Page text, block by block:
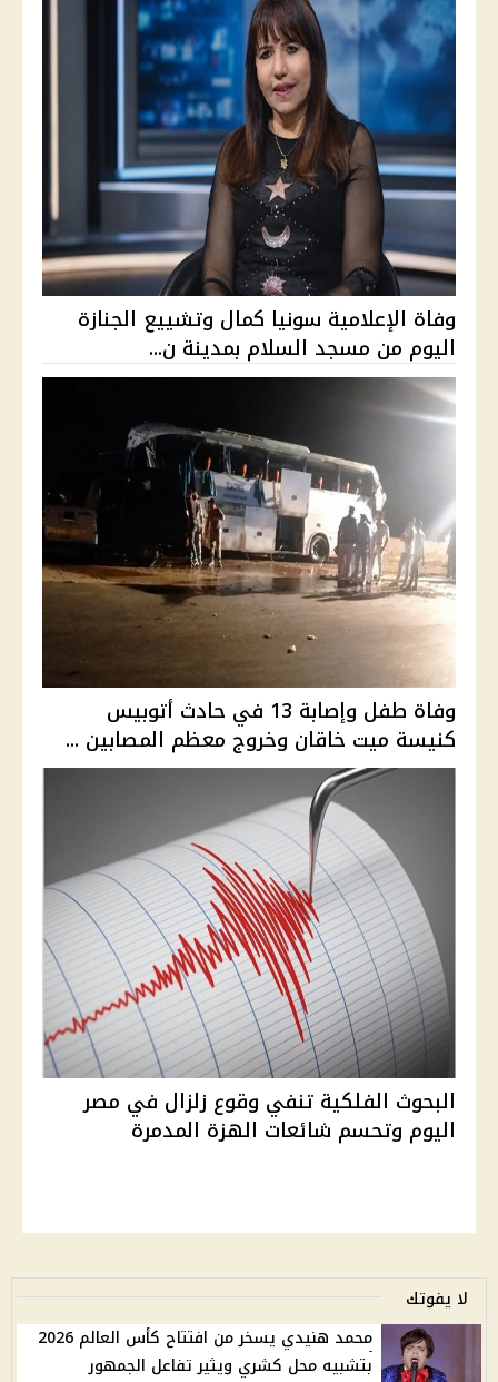
وفاة الإعلامية سونيا كمال وتشييع الجنازة
اليوم من مسجد السلام بمدينة ن...
وفاة طفل وإصابة 13 في حادث أتوبيس
كنيسة ميت خاقان وخروج معظم المصابين ...
البحوث الفلكية تنفي وقوع زلزال في مصر
اليوم وتحسم شائعات الهزة المدمرة
لا يفوتك
محمد هنيدي يسخر من افتتاح كأس العالم 2026
بتشبيه محل كشري ويثير تفاعل الجمهور